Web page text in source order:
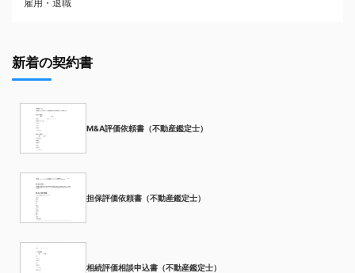
雇用・退職
新着の契約書
M&A評価依頼書（不動産鑑定士）
担保評価依頼書（不動産鑑定士）
相続評価相談申込書（不動産鑑定士）